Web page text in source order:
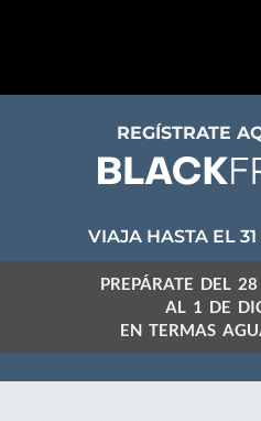
REGÍSTRATE
VIAJA HASTA EL
PREPÁRATE DEL
AL 1 DE
EN TERMAS